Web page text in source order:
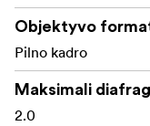
Objektyvo
Pilno kadro
Maksimali
2.0